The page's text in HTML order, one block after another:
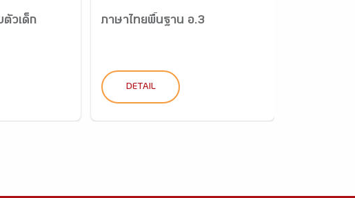
ตัวเด็ก
ภาษาไทยพื้นฐาน อ.3
DETAIL